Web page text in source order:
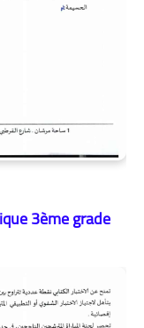
3ème grade